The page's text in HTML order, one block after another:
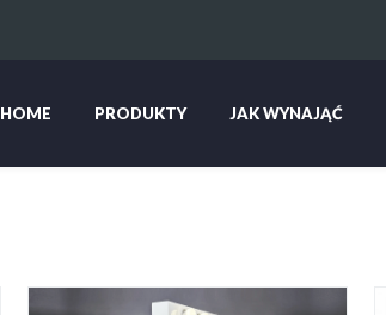
HOME PRODUKTY JAK WYNAJĄĆ